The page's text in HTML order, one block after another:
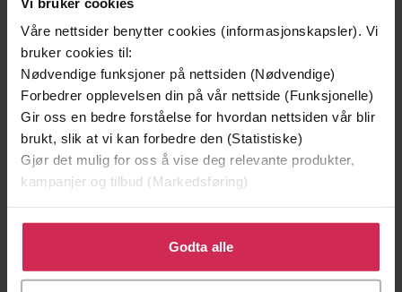
Våre nettsider benytter cookies (informasjonskapsler). Vi
bruker cookies til:
Nødvendige funksjoner på nettsiden (Nødvendige)
Forbedrer opplevelsen din på vår nettside (Funksjonelle)
Gir oss en bedre forståelse for hvordan nettsiden vår blir
brukt, slik at vi kan forbedre den (Statistiske)
Gjør det mulig for oss å vise deg relevante produkter,
kampanjer og tilbud (Markedsføring)
Klikk på «Godta alle» for å gi oss ditt samtykke til å
bruke cookies for alle disse formålene. Du kan også
tilpasse ditt samtykke til spesifikke formål ved å klikke
Godta alle
Minnesota
Utskudd